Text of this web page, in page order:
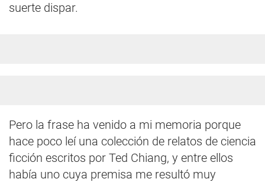
suerte dispar.
Pero la frase ha venido a mi memoria porque
hace poco leí una colección de relatos de ciencia
ficción escritos por Ted Chiang, y entre ellos
había uno cuya premisa me resultó muy